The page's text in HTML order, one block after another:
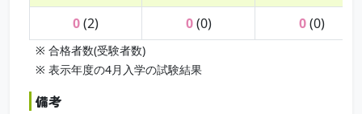
0(2) 0(0) 0(0)
※ 合格者数(受験者数)
※ 表示年度の4月入学の試験結果
備考